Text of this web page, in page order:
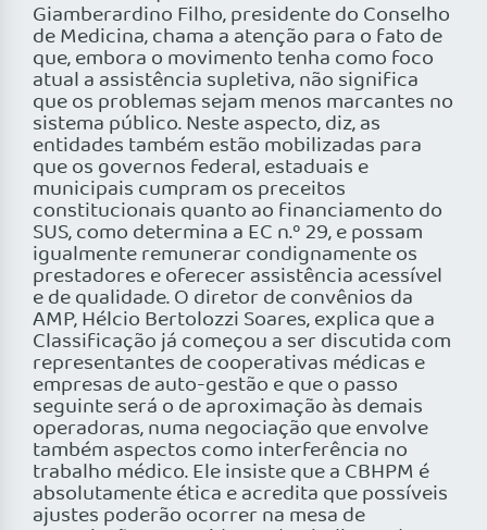
Giamberardino Filho, presidente do Conselho
de Medicina, chama a atenção para o fato de
que, embora o movimento tenha como foco
atual a assistência supletiva, não significa
que os problemas sejam menos marcantes no
sistema público. Neste aspecto, diz, as
entidades também estão mobilizadas para
que os governos federal, estaduais e
municipais cumpram os preceitos
constitucionais quanto ao financiamento do
SUS, como determina a EC n.º 29, e possam
igualmente remunerar condignamente os
prestadores e oferecer assistência acessível
e de qualidade. O diretor de convênios da
AMP, Hélcio Bertolozzi Soares, explica que a
Classificação já começou a ser discutida com
representantes de cooperativas médicas e
empresas de auto-gestão e que o passo
seguinte será o de aproximação às demais
operadoras, numa negociação que envolve
também aspectos como interferência no
trabalho médico. Ele insiste que a CBHPM é
absolutamente ética e acredita que possíveis
ajustes poderão ocorrer na mesa de